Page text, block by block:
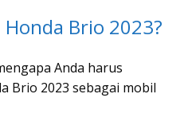
Brio 2023?
Anda harus
Brio 2023 sebagai mobil